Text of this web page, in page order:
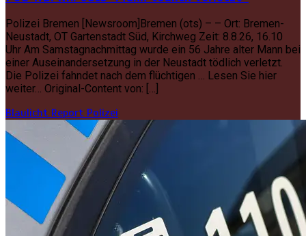
Polizei Bremen [Newsroom]Bremen (ots) – – Ort: Bremen-
Neustadt, OT Gartenstadt Süd, Kirchweg Zeit: 8.8.26, 16.10
Uhr Am Samstagnachmittag wurde ein 56 Jahre alter Mann bei
einer Auseinandersetzung in der Neustadt tödlich verletzt.
Die Polizei fahndet nach dem flüchtigen … Lesen Sie hier
weiter… Original-Content von: […]
Blaulicht Report Polizei